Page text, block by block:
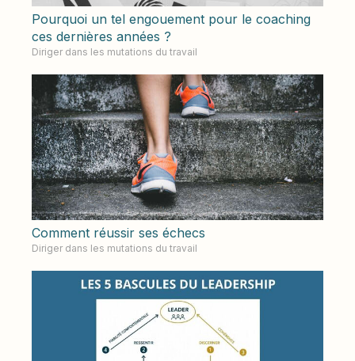
Pourquoi un tel engouement pour le coaching
ces dernières années ?
Diriger dans les mutations du travail
Comment réussir ses échecs
Diriger dans les mutations du travail